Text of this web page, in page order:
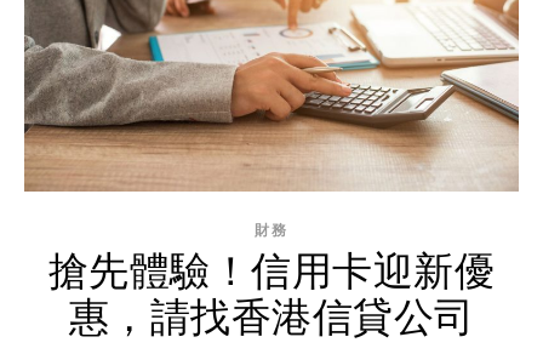
財務
搶先體驗！信用卡迎新優
惠，請找香港信貸公司